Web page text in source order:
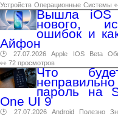
Устройств Операционные Системы
Вышла iOS
нового,
ошибок и
Айфон
🕑 27.07.2026 Apple IOS Beta
👀 72 просмотров
Что
пароль на
One UI 9
🕑 27.07.2026 Android Полезно